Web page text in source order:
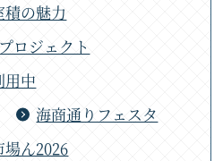
積の魅力
ロジェクト
用中
海商通りフェスタ
場ん2026